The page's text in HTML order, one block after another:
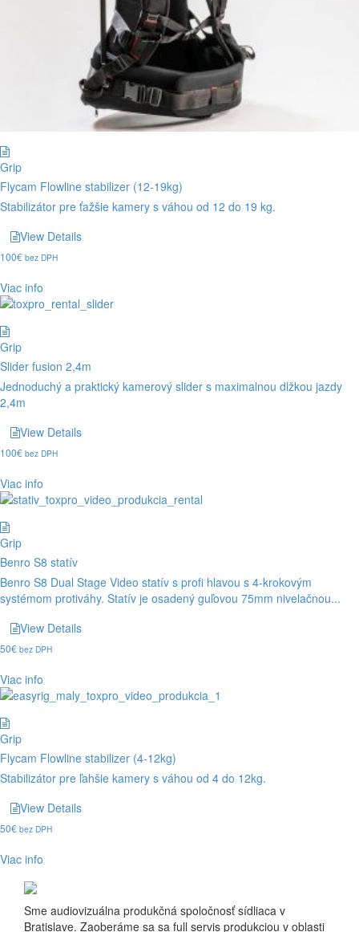
Grip
Flycam Flowline stabilizer (12-19kg)
Stabilizátor pre ťažšie kamery s váhou od 12 do 19 kg.
View Details
100€ bez DPH
Viac info
Grip
Slider fusion 2,4m
Jednoduchý a praktický kamerový slider s maximalnou dlžkou jazdy
2,4m
View Details
100€ bez DPH
Viac info
Grip
Benro S8 statív
Benro S8 Dual Stage Video statív s profi hlavou s 4-krokovým
systémom protiváhy. Statív je osadený guľovou 75mm nivelačnou...
View Details
50€ bez DPH
Viac info
Grip
Flycam Flowline stabilizer (4-12kg)
Stabilizátor pre ľahšie kamery s váhou od 4 do 12kg.
View Details
50€ bez DPH
Viac info
Sme audiovizuálna produkčná spoločnosť sídliaca v
Bratislave. Zaoberáme sa sa full servis produkciou v oblasti